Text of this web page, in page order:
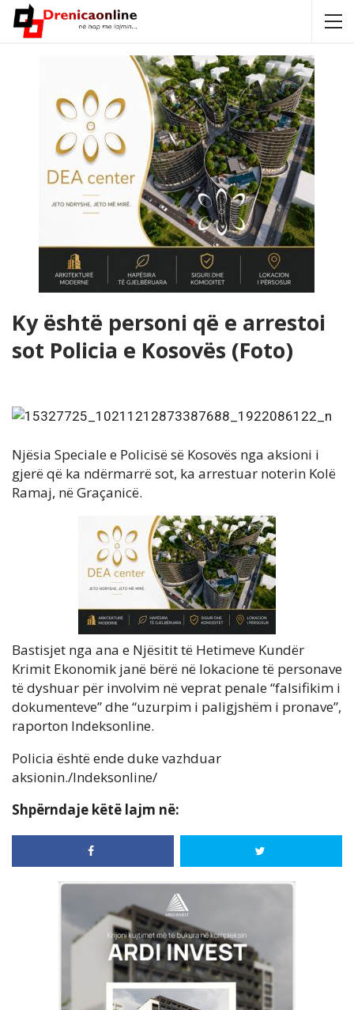
Ky është personi që e arrestoi
sot Policia e Kosovës (Foto)
Njësia Speciale e Policisë së Kosovës nga aksioni i
gjerë që ka ndërmarrë sot, ka arrestuar noterin Kolë
Ramaj, në Graçanicë.
Bastisjet nga ana e Njësitit të Hetimeve Kundër
Krimit Ekonomik janë bërë në lokacione të personave
të dyshuar për involvim në veprat penale “falsifikim i
dokumenteve” dhe “uzurpim i paligjshëm i pronave”,
raporton Indeksonline.
Policia është ende duke vazhduar
aksionin./Indeksonline/
Shpërndaje këtë lajm në: